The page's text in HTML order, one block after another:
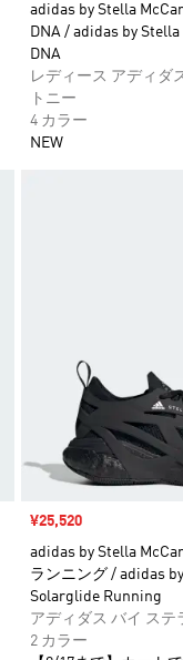
adidas by Stella
DNA / adidas by
DNA
レディース アディダ
トニー
4 カラー
NEW
セール価格
¥25,520
adidas by Stella
ランニング / adidas
Solarglide Running
アディダス バイ ステ
2 カラー